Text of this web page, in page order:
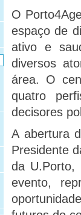
O
espaço de
ativo e
diversos
área. O
quatro
decisores
A abertura
Presidente
da U.Porto,
evento,